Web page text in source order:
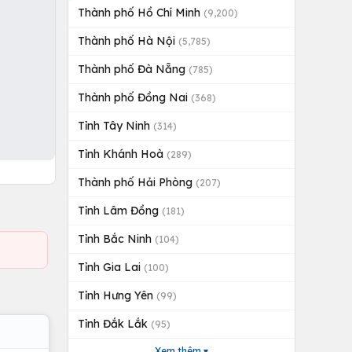
Thành phố Hồ Chí Minh (9,200)
Thành phố Hà Nội (5,785)
Thành phố Đà Nẵng (785)
Thành phố Đồng Nai (368)
Tỉnh Tây Ninh (314)
Tỉnh Khánh Hoà (289)
Thành phố Hải Phòng (207)
Tỉnh Lâm Đồng (181)
Tỉnh Bắc Ninh (104)
Tỉnh Gia Lai (100)
Tỉnh Hưng Yên (99)
Tỉnh Đắk Lắk (95)